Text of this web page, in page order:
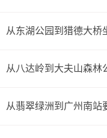
从东湖公园到猎德大桥
从八达岭到大夫山森林
从翡翠绿洲到广州南站